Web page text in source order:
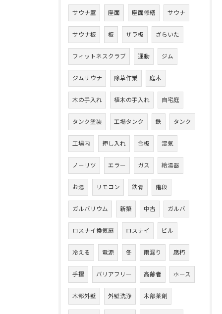
サウナ室 座面 座面修繕 サウナ
サウナ板 板 ザラ板 ざらいた
フィットネスクラブ 運動 ジム
ジムサウナ 除草作業 庭木
木の手入れ 植木の手入れ 自宅庭
タンク塗装 工場タンク 鉄 タンク
工場内 押し入れ 合板 湿気
ノーリツ エラー ガス 給湯器
お湯 リモコン 鉄骨 階段
ガルバリウム 新築 中古 ガルバ
ロスナイ換気扇 ロスナイ ビル
冷える 電源 冬 雨漏り 腐朽
手摺 バリアフリー 高齢者 ホース
木部外壁 外壁洗浄 木部薬剤